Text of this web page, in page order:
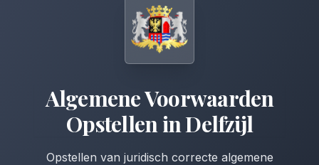
Algemene Voorwaarden
OpstelleninDelfzijl
Opstellen van juridisch correcte algemene